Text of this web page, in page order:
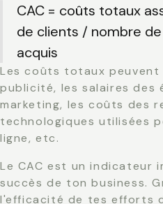
CAC = coûts totaux
de clients / nombre
acquis
Les coûts totaux peuvent
publicité, les salaires des
marketing, les coûts des
technologiques utilisées
ligne, etc.
Le CAC est un indicateur
succès de ton business.
l'efficacité de tes efforts